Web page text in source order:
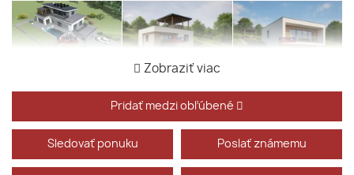
Zobraziť viac
Pridať medzi obľúbené
Sledovať ponuku Poslať známemu